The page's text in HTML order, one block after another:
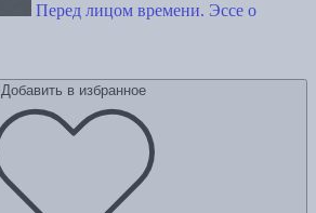
Перед лицом времени. Эссе о
Добавить в избранное